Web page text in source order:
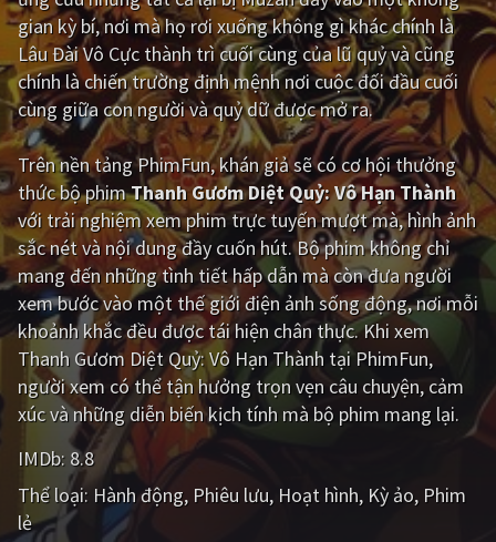
Giật gân Gia đình
Bí ẩn Lịch sử
Viễn Tây Tiểu sử
GameShow DramaTV
QUỐC GIA
Âu - Mỹ Trung Quốc - Hồng Kông
Hàn Quốc Nhật Bản
Ấn Độ Việt Nam
Tổng hợp
CẬP NHẬT
PHIM MỚI
gian kỳ bí, nơi mà họ rơi xuống không gì khác chính là
Lâu Đài Vô Cực thành trì cuối cùng của lũ quỷ và cũng
chính là chiến trường định mệnh nơi cuộc đối đầu cuối
cùng giữa con người và quỷ dữ được mở ra.
Trên nền tảngPhimFun, khán giả sẽ có cơ hội thưởng
thức bộ phimThanh Gươm Diệt Quỷ: Vô Hạn Thành
với trải nghiệm xem phim trực tuyến mượt mà, hình ảnh
sắc nét và nội dung đầy cuốn hút. Bộ phim không chỉ
mang đến những tình tiết hấp dẫn mà còn đưa người
xem bước vào một thế giới điện ảnh sống động, nơi mỗi
khoảnh khắc đều được tái hiện chân thực. Khi xem
Thanh Gươm Diệt Quỷ: Vô Hạn Thành tại PhimFun,
người xem có thể tận hưởng trọn vẹn câu chuyện, cảm
xúc và những diễn biến kịch tính mà bộ phim mang lại.
IMDb: 8.8
Thể loại: Hành động Phiêu lưu Hoạt hình Kỳ ảo Phim
lẻ